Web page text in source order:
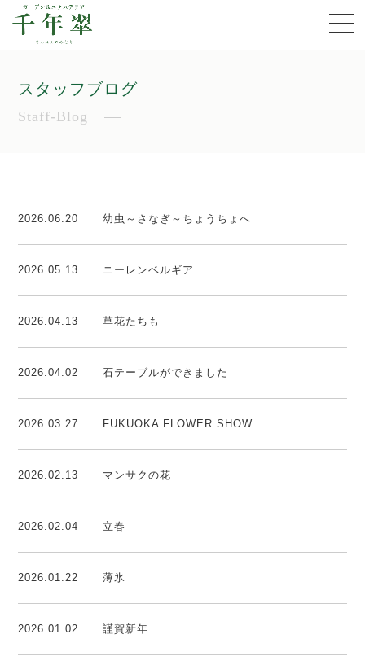
スタッフブログ
Staff-Blog
2026.06.20 幼虫～さなぎ～ちょうちょへ
2026.05.13 ニーレンベルギア
2026.04.13 草花たちも
2026.04.02 石テーブルができました
2026.03.27 FUKUOKA FLOWER SHOW
2026.02.13 マンサクの花
2026.02.04 立春
2026.01.22 薄氷
2026.01.02 謹賀新年